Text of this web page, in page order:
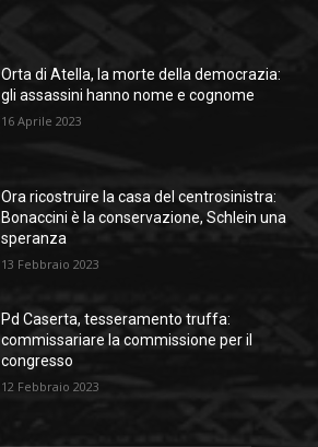
Orta di Atella, la morte della democrazia:
gli assassini hanno nome e cognome
16 Aprile 2023
Ora ricostruire la casa del centrosinistra:
Bonaccini è la conservazione, Schlein una
speranza
13 Febbraio 2023
Pd Caserta, tesseramento truffa:
commissariare la commissione per il
congresso
12 Febbraio 2023